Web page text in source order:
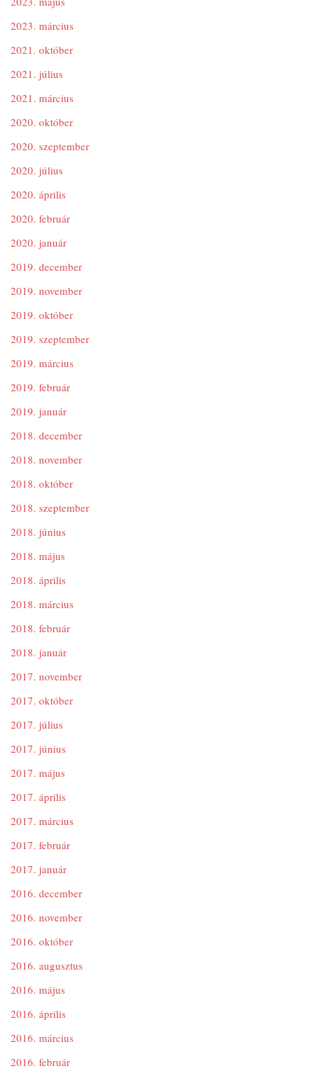
2023. március
2021. október
2021. július
2021. március
2020. október
2020. szeptember
2020. július
2020. április
2020. február
2020. január
2019. december
2019. november
2019. október
2019. szeptember
2019. március
2019. február
2019. január
2018. december
2018. november
2018. október
2018. szeptember
2018. június
2018. május
2018. április
2018. március
2018. február
2018. január
2017. november
2017. október
2017. július
2017. június
2017. május
2017. április
2017. március
2017. február
2017. január
2016. december
2016. november
2016. október
2016. augusztus
2016. május
2016. április
2016. március
2016. február